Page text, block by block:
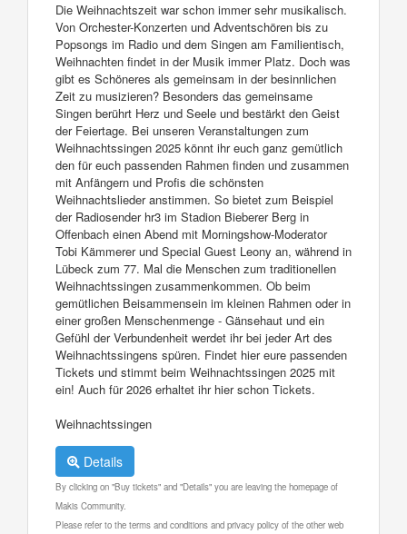
Die Weihnachtszeit war schon immer sehr musikalisch.
Von Orchester-Konzerten und Adventschören bis zu
Popsongs im Radio und dem Singen am Familientisch,
Weihnachten findet in der Musik immer Platz. Doch was
gibt es Schöneres als gemeinsam in der besinnlichen
Zeit zu musizieren? Besonders das gemeinsame
Singen berührt Herz und Seele und bestärkt den Geist
der Feiertage. Bei unseren Veranstaltungen zum
Weihnachtssingen 2025 könnt ihr euch ganz gemütlich
den für euch passenden Rahmen finden und zusammen
mit Anfängern und Profis die schönsten
Weihnachtslieder anstimmen. So bietet zum Beispiel
der Radiosender hr3 im Stadion Bieberer Berg in
Offenbach einen Abend mit Morningshow-Moderator
Tobi Kämmerer und Special Guest Leony an, während in
Lübeck zum 77. Mal die Menschen zum traditionellen
Weihnachtssingen zusammenkommen. Ob beim
gemütlichen Beisammensein im kleinen Rahmen oder in
einer großen Menschenmenge - Gänsehaut und ein
Gefühl der Verbundenheit werdet ihr bei jeder Art des
Weihnachtssingens spüren. Findet hier eure passenden
Tickets und stimmt beim Weihnachtssingen 2025 mit
ein! Auch für 2026 erhaltet ihr hier schon Tickets.
Weihnachtssingen
Details
By clicking on "Buy tickets" and "Details" you are leaving the homepage of
Makis Community.
Please refer to the terms and conditions and privacy policy of the other web